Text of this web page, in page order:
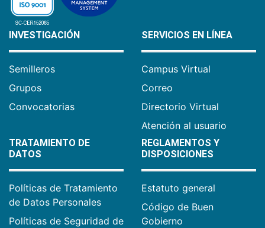
INVESTIGACIÓN
Semilleros
Grupos
Convocatorias
SERVICIOS EN LÍNEA
Campus Virtual
Correo
Directorio Virtual
Atención al usuario
TRATAMIENTO DE
DATOS
Políticas de Tratamiento
de Datos Personales
Políticas de Seguridad de
REGLAMENTOS Y
DISPOSICIONES
Estatuto general
Código de Buen
Gobierno